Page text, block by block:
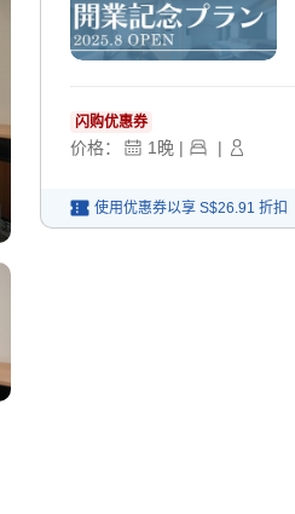
闪购优惠券
价格： 1 晚 | |
使用优惠券以享 S$26.91 折扣